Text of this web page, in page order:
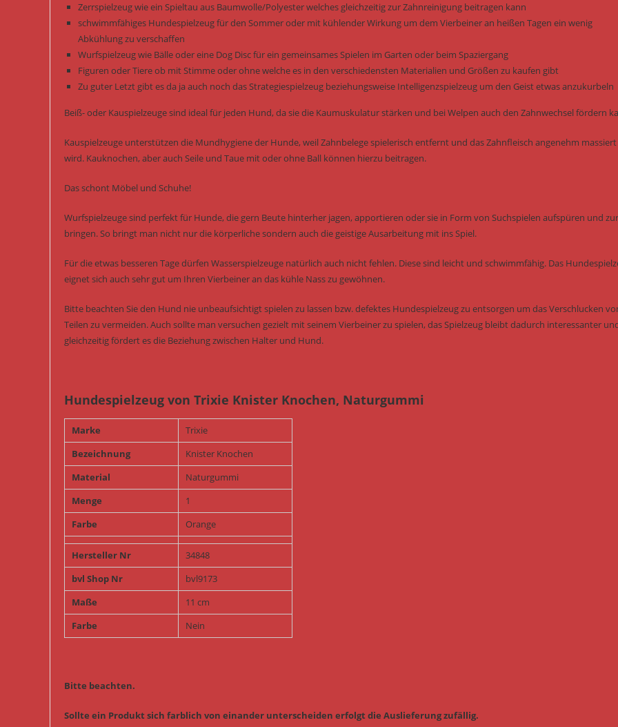
Zerrspielzeug wie ein Spieltau aus Baumwolle/Polyester welches gleichzeitig zur Zahnreinigung beitragen kann
schwimmfähiges Hundespielzeug für den Sommer oder mit kühlender Wirkung um dem Vierbeiner an heißen Tagen ein wenig
Abkühlung zu verschaffen
Wurfspielzeug wie Bälle oder eine Dog Disc für ein gemeinsames Spielen im Garten oder beim Spaziergang
Figuren oder Tiere ob mit Stimme oder ohne welche es in den verschiedensten Materialien und Größen zu kaufen gibt
Zu guter Letzt gibt es da ja auch noch das Strategiespielzeug beziehungsweise Intelligenzspielzeug um den Geist etwas anzukurbeln
Beiß- oder Kauspielzeuge sind ideal für jeden Hund, da sie die Kaumuskulatur stärken und bei Welpen auch den Zahnwechsel fördern
Kauspielzeuge unterstützen die Mundhygiene der Hunde, weil Zahnbelege spielerisch entfernt und das Zahnfleisch angenehm massiert
wird. Kauknochen, aber auch Seile und Taue mit oder ohne Ball können hierzu beitragen.
Das schont Möbel und Schuhe!
Wurfspielzeuge sind perfekt für Hunde, die gern Beute hinterher jagen, apportieren oder sie in Form von Suchspielen aufspüren und
bringen. So bringt man nicht nur die körperliche sondern auch die geistige Ausarbeitung mit ins Spiel.
Für die etwas besseren Tage dürfen Wasserspielzeuge natürlich auch nicht fehlen. Diese sind leicht und schwimmfähig. Das
eignet sich auch sehr gut um Ihren Vierbeiner an das kühle Nass zu gewöhnen.
Bitte beachten Sie den Hund nie unbeaufsichtigt spielen zu lassen bzw. defektes Hundespielzeug zu entsorgen um das Verschlucken
Teilen zu vermeiden. Auch sollte man versuchen gezielt mit seinem Vierbeiner zu spielen, das Spielzeug bleibt dadurch interessanter
gleichzeitig fördert es die Beziehung zwischen Halter und Hund.
Hundespielzeug von Trixie Knister Knochen, Naturgummi
Marke
Trixie
Bezeichnung
Knister Knochen
Material
Naturgummi
Menge
1
Farbe
Orange
Hersteller Nr
34848
bvl Shop Nr
bvl9173
Maße
11 cm
Farbe
Nein
Bitte beachten.
Sollte ein Produkt sich farblich von einander unterscheiden erfolgt die Auslieferung zufällig.